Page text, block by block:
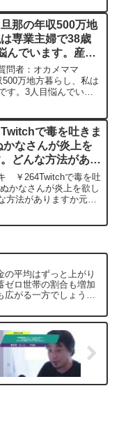
ってくれると思います
さ...
旦那の年収500万地
専業主婦で38歳
んでいます。産ん
しょうか？？ー ひ
き 20250505
問者：オカメママ
500万地方暮らし、私は
す。3人目悩んでいま
ひろゆきさんの
Twitchで毒を吐きま
かなさんが炎上を
どんな方法があり
ゆき切り抜き
￥264Twitchで毒を吐
かなさんが炎上を欲し
方法がありますか元動
て、一問一答形式にし
にこんな質問してるか
ことがあれば、下記の
できるだけ、
も編集し、アップロー
で、使いやすいと感じ
ね！やチャンネル登録
します。
の平均はずっと上がり
ゼロ世帯の割合も増加
広がる一方でしょう